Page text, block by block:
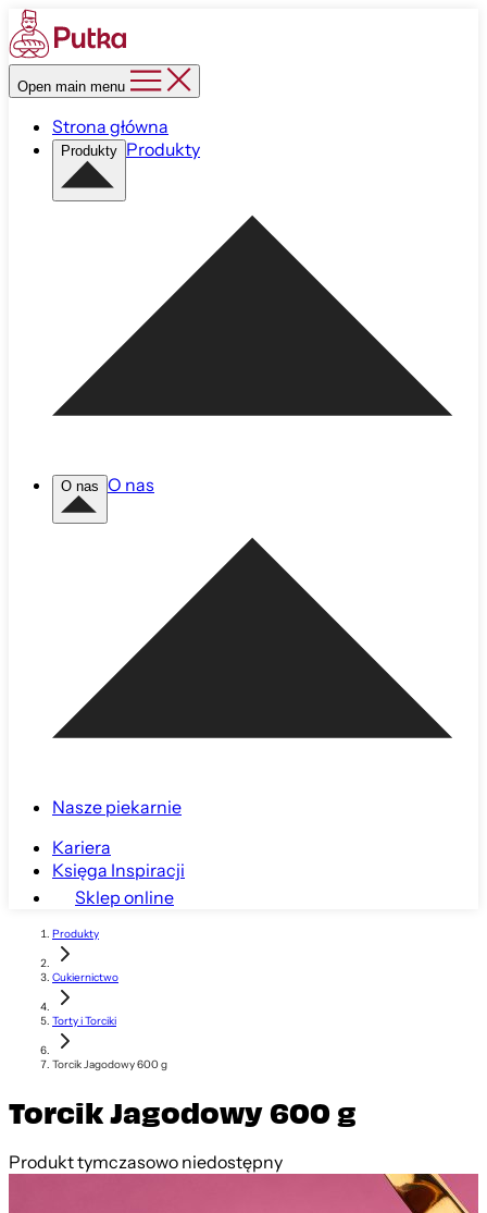
Open main menu
Strona główna
Produkty Produkty
O nas O nas
Nasze piekarnie
Kariera
Księga Inspiracji
Sklep online
Produkty
Cukiernictwo
Torty i Torciki
Torcik Jagodowy 600 g
Torcik Jagodowy 600 g
Produkt tymczasowo niedostępny